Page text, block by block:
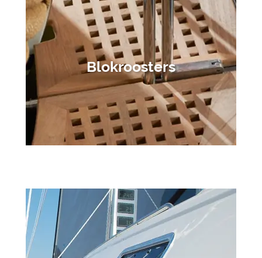
Blokroosters